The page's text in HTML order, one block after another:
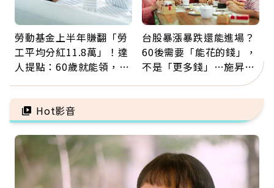
勞動基金上半年賺翻「勞
工平均分紅11.8萬」！達
人提點：60歲就能領，重
台股暴漲暴跌還能進場？
60後需要「能花的錢」，
不是「更多錢」…施昇
輝：退休族最適合這種股
票
Hot影音